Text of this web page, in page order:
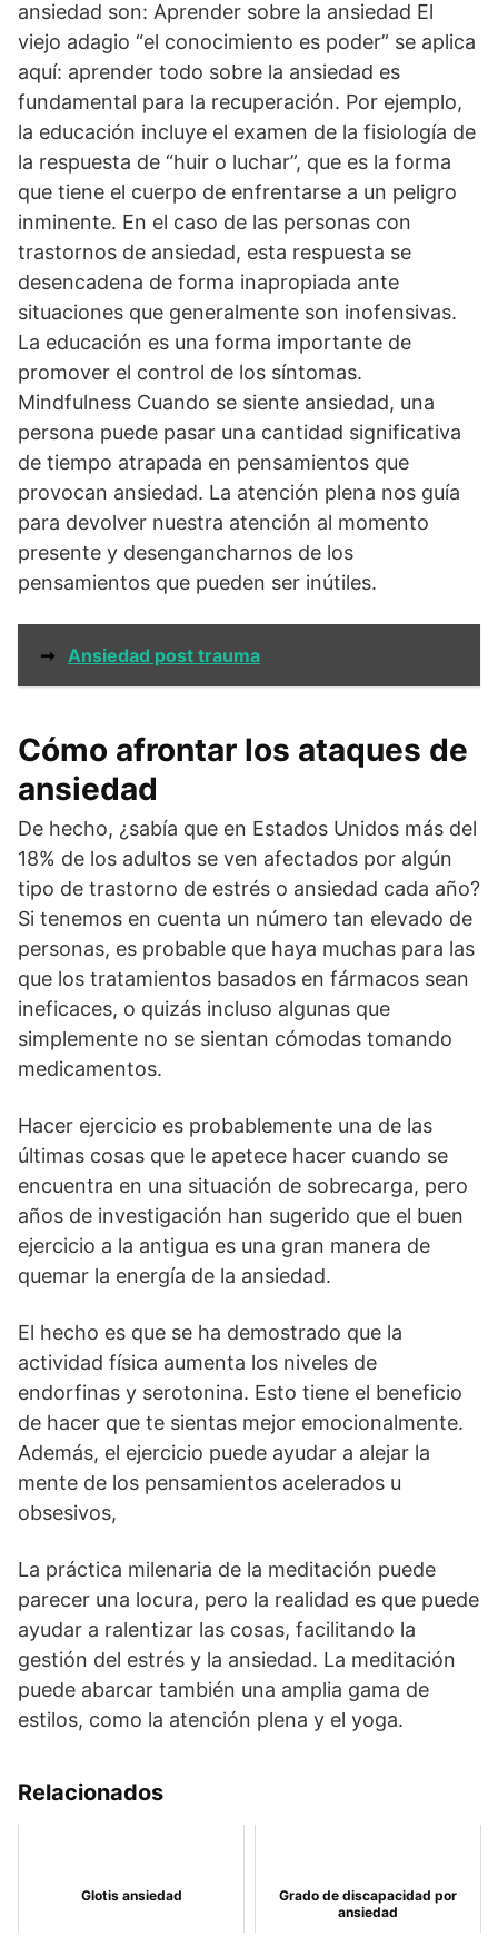
ansiedad son: Aprender sobre la ansiedad El
viejo adagio “el conocimiento es poder” se aplica
aquí: aprender todo sobre la ansiedad es
fundamental para la recuperación. Por ejemplo,
la educación incluye el examen de la fisiología de
la respuesta de “huir o luchar”, que es la forma
que tiene el cuerpo de enfrentarse a un peligro
inminente. En el caso de las personas con
trastornos de ansiedad, esta respuesta se
desencadena de forma inapropiada ante
situaciones que generalmente son inofensivas.
La educación es una forma importante de
promover el control de los síntomas.
Mindfulness Cuando se siente ansiedad, una
persona puede pasar una cantidad significativa
de tiempo atrapada en pensamientos que
provocan ansiedad. La atención plena nos guía
para devolver nuestra atención al momento
presente y desengancharnos de los
pensamientos que pueden ser inútiles.
➞ Ansiedad post trauma
Cómo afrontar los ataques de
ansiedad
De hecho, ¿sabía que en Estados Unidos más del
18% de los adultos se ven afectados por algún
tipo de trastorno de estrés o ansiedad cada año?
Si tenemos en cuenta un número tan elevado de
personas, es probable que haya muchas para las
que los tratamientos basados en fármacos sean
ineficaces, o quizás incluso algunas que
simplemente no se sientan cómodas tomando
medicamentos.
Hacer ejercicio es probablemente una de las
últimas cosas que le apetece hacer cuando se
encuentra en una situación de sobrecarga, pero
años de investigación han sugerido que el buen
ejercicio a la antigua es una gran manera de
quemar la energía de la ansiedad.
El hecho es que se ha demostrado que la
actividad física aumenta los niveles de
endorfinas y serotonina. Esto tiene el beneficio
de hacer que te sientas mejor emocionalmente.
Además, el ejercicio puede ayudar a alejar la
mente de los pensamientos acelerados u
obsesivos,
La práctica milenaria de la meditación puede
parecer una locura, pero la realidad es que puede
ayudar a ralentizar las cosas, facilitando la
gestión del estrés y la ansiedad. La meditación
puede abarcar también una amplia gama de
estilos, como la atención plena y el yoga.
Relacionados
Glotis ansiedad
Grado de discapacidad por
ansiedad